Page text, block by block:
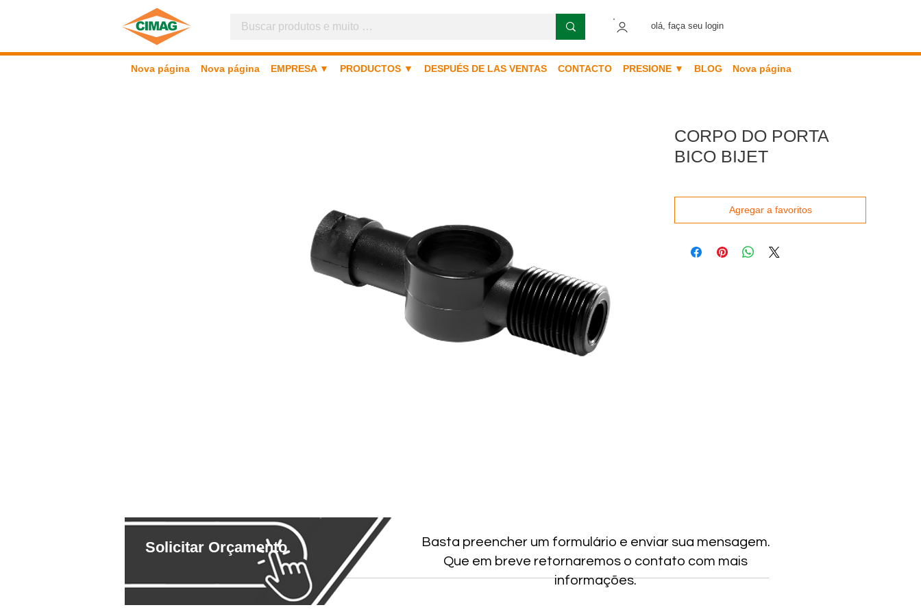
olá, faça seu login
Nova página Nova página EMPRESA ▼ PRODUCTOS ▼ DESPUÉS DE LAS VENTAS CONTACTO PRESIONE ▼ BLOG Nova página
CORPO DO PORTA
BICO BIJET
Agregar a favoritos
Solicitar Orçamento
Basta preencher um formulário e enviar sua mensagem.
Que em breve retornaremos o contato com mais
informações.